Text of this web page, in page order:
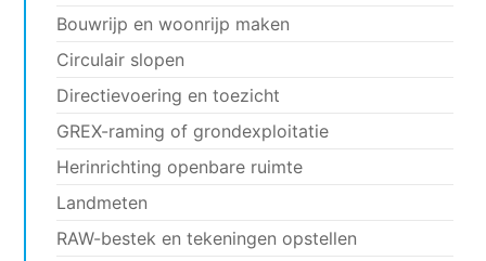
Bouwrijp en woonrijp maken
Circulair slopen
Directievoering en toezicht
GREX-raming of grondexploitatie
Herinrichting openbare ruimte
Landmeten
RAW-bestek en tekeningen opstellen